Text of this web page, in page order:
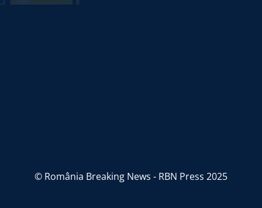
© România Breaking News - RBN Press 2025